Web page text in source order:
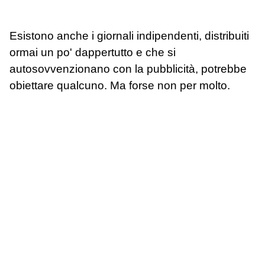
Esistono anche i giornali indipendenti, distribuiti
ormai un po' dappertutto e che si
autosovvenzionano con la pubblicità, potrebbe
obiettare qualcuno. Ma forse non per molto.